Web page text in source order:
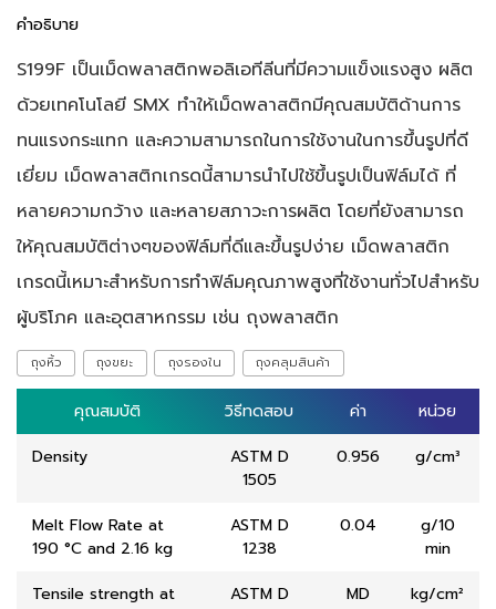
คำอธิบาย
S199F เป็นเม็ดพลาสติกพอลิเอทีลีนที่มีความแข็งแรงสูง ผลิต
ด้วยเทคโนโลยี SMX ทำให้เม็ดพลาสติกมีคุณสมบัติด้านการ
ทนแรงกระแทก และความสามารถในการใช้งานในการขึ้นรูปที่ดี
เยี่ยม เม็ดพลาสติกเกรดนี้สามารนำไปใช้ขึ้นรูปเป็นฟิล์มได้ ที่
หลายความกว้าง และหลายสภาวะการผลิต โดยที่ยังสามารถ
ให้คุณสมบัติต่างๆของฟิล์มที่ดีและขึ้นรูปง่าย เม็ดพลาสติก
เกรดนี้เหมาะสำหรับการทำฟิล์มคุณภาพสูงที่ใช้งานทั่วไปสำหรับ
ผู้บริโภค และอุตสาหกรรม เช่น ถุงพลาสติก
ถุงหิ้ว ถุงขยะ ถุงรองใน ถุงคลุมสินค้า
คุณสมบัติ วิธีทดสอบ ค่า
หน่วย
Density
ASTM D
1505
0.956 g/cm³
Melt Flow Rate at
190 °C and 2.16 kg
ASTM D
1238
0.04
g/10
min
Tensile strength at
ASTM D
MD
kg/cm²
คุณสมบัติ วิธีทดสอบ ค่า หน่วย